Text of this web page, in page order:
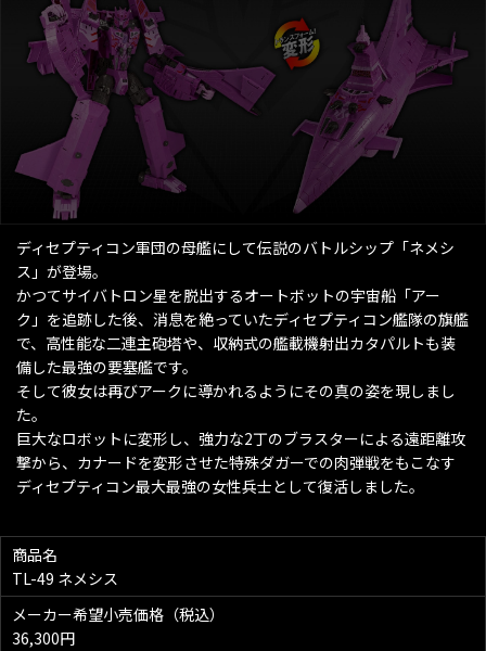
ディセプティコン軍団の母艦にして伝説のバトルシップ「ネメシ
ス」が登場。
かつてサイバトロン星を脱出するオートボットの宇宙船「アー
ク」を追跡した後、消息を絶っていたディセプティコン艦隊の旗艦
で、高性能な二連主砲塔や、収納式の艦載機射出カタパルトも装
備した最強の要塞艦です。
そして彼女は再びアークに導かれるようにその真の姿を現しまし
た。
巨大なロボットに変形し、強力な2丁のブラスターによる遠距離攻
撃から、カナードを変形させた特殊ダガーでの肉弾戦をもこなす
ディセプティコン最大最強の女性兵士として復活しました。
商品名
TL-49 ネメシス
メーカー希望小売価格（税込）
36,300円